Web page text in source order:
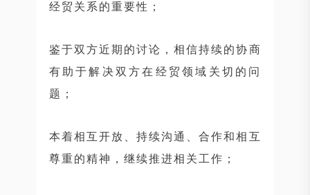
经贸关系的重要性；
鉴于双方近期的讨论，相信持续的协商
有助于解决双方在经贸领域关切的问
题；
本着相互开放、持续沟通、合作和相互
尊重的精神，继续推进相关工作；